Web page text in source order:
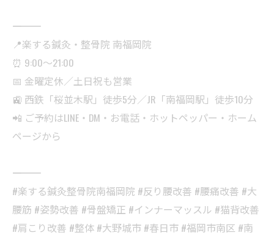
――――――――――
📍楽する鍼灸・整骨院 南福岡院
⏰ 9:00〜21:00
📅 金曜定休／土日祝も営業
🚉 西鉄「桜並木駅」徒歩5分／JR「南福岡駅」徒歩10分
📲 ご予約はLINE・DM・お電話・ホットペッパー・ホーム
ページから
――――――――――
#楽する鍼灸整骨院南福岡院 #反り腰改善 #腰痛改善 #大
腰筋 #姿勢改善 #骨盤矯正 #インナーマッスル #猫背改善
#肩こり改善 #整体 #大野城市 #春日市 #福岡市南区 #南